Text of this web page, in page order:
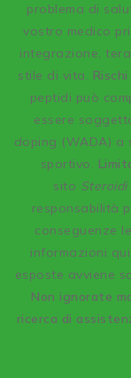
problema di
vostro medico
integrazione,
stile di vita.
peptidi può
essere
doping (WADA) a
sportivo.
sito
responsabilità
conseguenze
informazioni
esposte avviene
Non ignorate
ricerca di